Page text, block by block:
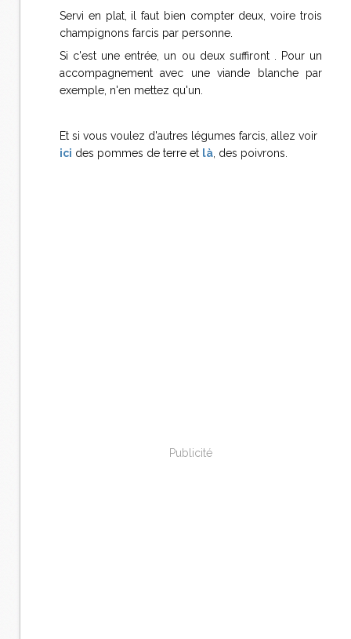
Servi en plat, il faut bien compter deux, voire trois
champignons farcis par personne.
Si c'est une entrée, un ou deux suffiront . Pour un
accompagnement avec une viande blanche par
exemple, n'en mettez qu'un.
Et si vous voulez d'autres légumes farcis, allez voir
ici des pommes de terre et là, des poivrons.
Publicité